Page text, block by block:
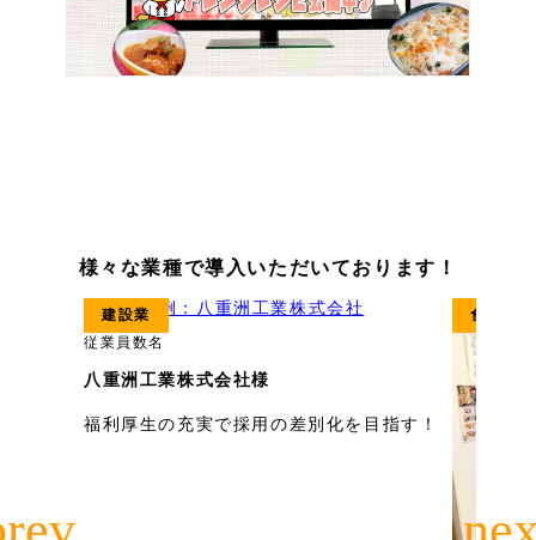
様々な業種で導入いただいております！
建設業
従業員数名
八重洲工業株式会社様
福利厚生の充実で採用の差別化を目指す！
食料品